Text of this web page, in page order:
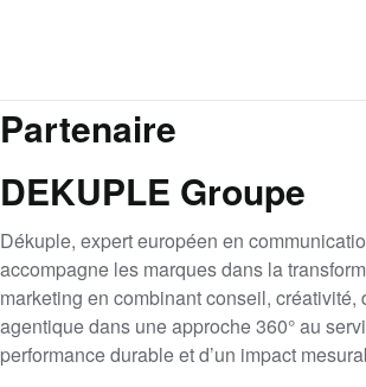
Partenaire
DEKUPLE Groupe
Dékuple, expert européen en
accompagne les marques dans la
marketing en combinant conseil, créativité,
agentique dans une approche 360° au
performance durable et d’un impact